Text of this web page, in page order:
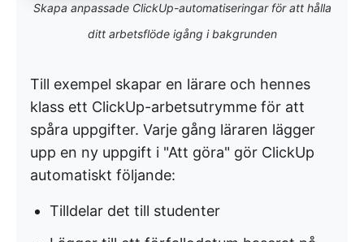
Skapa anpassade ClickUp-automatiseringar för att hålla
ditt arbetsflöde igång i bakgrunden
Till exempel skapar en lärare och hennes
klass ett ClickUp-arbetsutrymme för att
spåra uppgifter. Varje gång läraren lägger
upp en ny uppgift i "Att göra" gör ClickUp
automatiskt följande:
Tilldelar det till studenter